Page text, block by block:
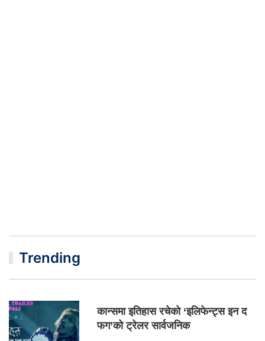
Trending
कान्समा इतिहास रचेको ‘इलिफेन्ट्स इन द
फग’को ट्रेलर सार्वजनिक